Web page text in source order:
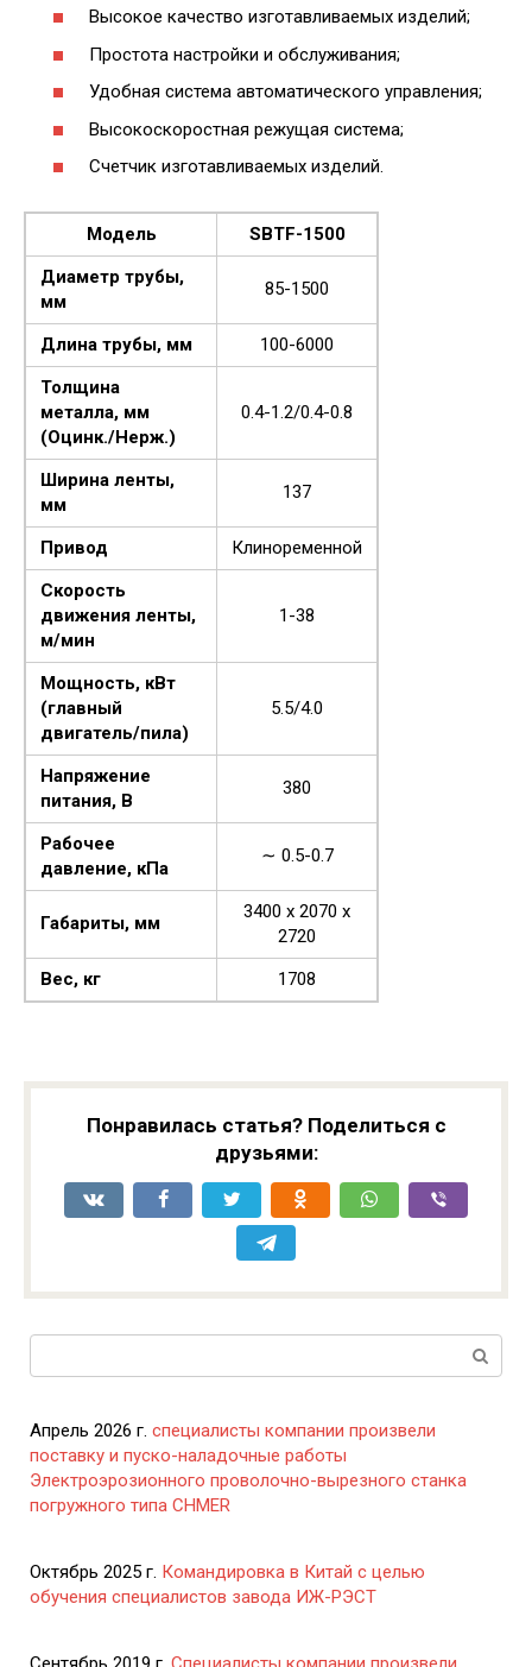
Высокое качество изготавливаемых изделий;
Простота настройки и обслуживания;
Удобная система автоматического управления;
Высокоскоростная режущая система;
Счетчик изготавливаемых изделий.
Модель
SBTF-1500
Диаметр трубы,
мм
85-1500
Длина трубы, мм
100-6000
Толщина
металла, мм
(Оцинк./Нерж.)
0.4-1.2/0.4-0.8
Ширина ленты,
мм
137
Привод
Клиноременной
Скорость
движения ленты,
м/мин
1-38
Мощность, кВт
(главный
двигатель/пила)
5.5/4.0
Напряжение
питания, В
380
Рабочее
давление, кПа
∼ 0.5-0.7
Габариты, мм
3400 x 2070 x
2720
Вес, кг
1708
Понравилась статья? Поделиться с
друзьями:
Апрель 2026 г. специалисты компании произвели
поставку и пуско-наладочные работы
Электроэрозионного проволочно-вырезного станка
погружного типа CHMER
Октябрь 2025 г. Командировка в Китай с целью
обучения специалистов завода ИЖ-РЭСТ